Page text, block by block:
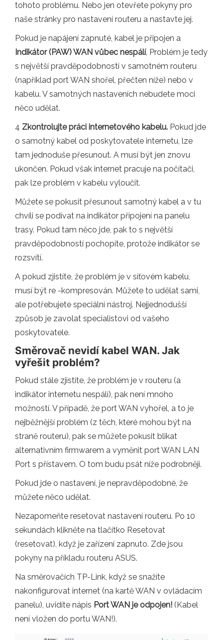
tohoto problému. Nebo jen otevřete pokyny pro
naše stránky pro nastavení routeru a nastavte jej.
Pokud je napájení zapnuté, kabel je připojen a
Indikátor (PAW) WAN vůbec nespálí, Problém je tedy
s největší pravděpodobností v samotném routeru
(například port WAN shořel, přečten níže) nebo v
kabelu. V samotných nastaveních nebudete moci
něco udělat.
4 Zkontrolujte práci internetového kabelu. Pokud jde
o samotný kabel od poskytovatele internetu, lze
tam jednoduše přesunout. A musí být jen znovu
ukončen. Pokud však internet pracuje na počítači,
pak lze problém v kabelu vyloučit.
Můžete se pokusit přesunout samotný kabel a v tu
chvíli se podívat na indikátor připojení na panelu
trasy. Pokud tam něco jde, pak to s největší
pravděpodobností pochopíte, protože indikátor se
rozsvítí.
A pokud zjistíte, že problém je v síťovém kabelu,
musí být re -kompresován. Můžete to udělat sami,
ale potřebujete speciální nástroj. Nejjednodušší
způsob je zavolat specialistovi od vašeho
poskytovatele.
Směrovač nevidí kabel WAN. Jak
vyřešit problém?
Pokud stále zjistíte, že problém je v routeru (a
indikátor internetu nespálí), pak není mnoho
možností. V případě, že port WAN vyhořel, a to je
nejběžnější problém (z těch, které mohou být na
straně routeru), pak se můžete pokusit blikat
alternativním firmwarem a vyměnit port WAN LAN
Port s přístavem. O tom budu psát níže podrobněji.
Pokud jde o nastavení, je nepravděpodobné, že
můžete něco udělat.
Nezapomeňte resetovat nastavení routeru. Po 10
sekundách klikněte na tlačítko Resetovat
(resetovat), když je zařízení zapnuto. Zde jsou
pokyny na příkladu routeru ASUS.
Na směrovačích TP-Link, když se snažíte
nakonfigurovat internet (na kartě WAN v ovládacím
panelu), uvidíte nápis Port WAN je odpojen! (Kabel
není vložen do portu WAN!).